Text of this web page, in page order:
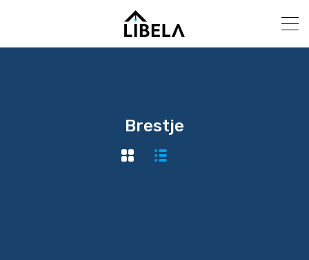
Brestje